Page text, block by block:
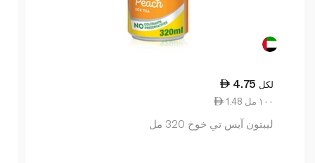
4.75 لكل
1.48 ١٠٠ مل
ليبتون آيس تي خوخ 320 مل